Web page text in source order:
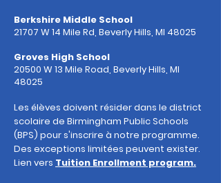
Berkshire Middle School
21707 W 14 Mile Rd, Beverly Hills, MI 48025
Groves High School
20500 W 13 Mile Road, Beverly Hills, MI
48025
Les élèves doivent résider dans le district
scolaire de Birmingham Public Schools
(BPS) pour s'inscrire à notre programme.
Des exceptions limitées peuvent exister.
Lien vers Tuition Enrollment program.